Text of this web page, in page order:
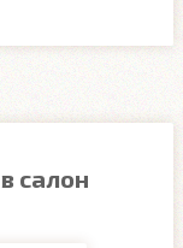
салон